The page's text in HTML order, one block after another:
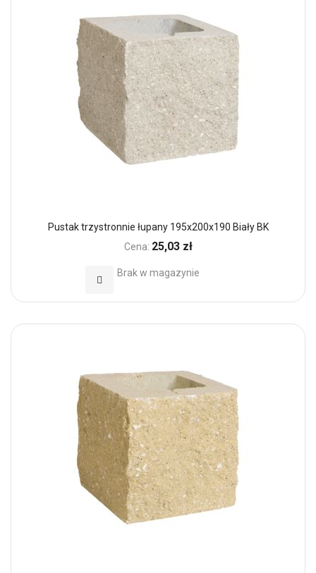
Pustak trzystronnie łupany 195x200x190 Biały BK
Cena: 25,03 zł
Brak w magazynie
Dodaj do Ulubionych